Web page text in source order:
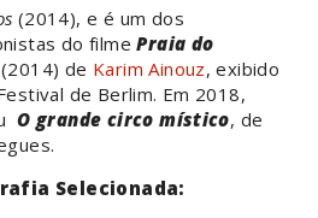
(2014), e é um dos
do filmePraia do
(2014) de Karim Ainouz, exibido
de Berlim. Em 2018,
O grande circo místico, de
Selecionada: